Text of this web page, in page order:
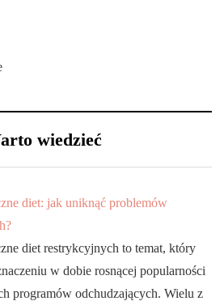
wiedzieć
diet: jak uniknąć problemów
diet restrykcyjnych to temat, który
w dobie rosnącej popularności
programów odchudzających. Wielu z